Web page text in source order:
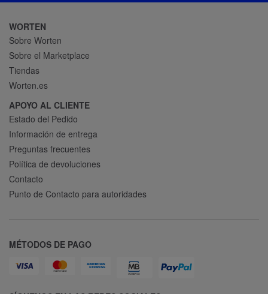
WORTEN
Sobre Worten
Sobre el Marketplace
Tiendas
Worten.es
APOYO AL CLIENTE
Estado del Pedido
Información de entrega
Preguntas frecuentes
Política de devoluciones
Contacto
Punto de Contacto para autoridades
MÉTODOS DE PAGO